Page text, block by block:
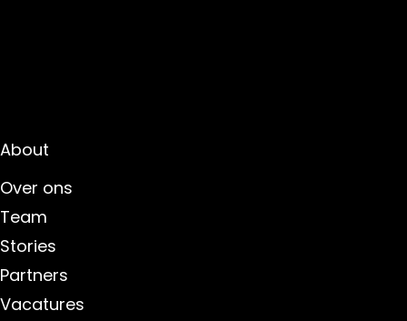
About
Over ons
Team
Stories
Partners
Vacatures